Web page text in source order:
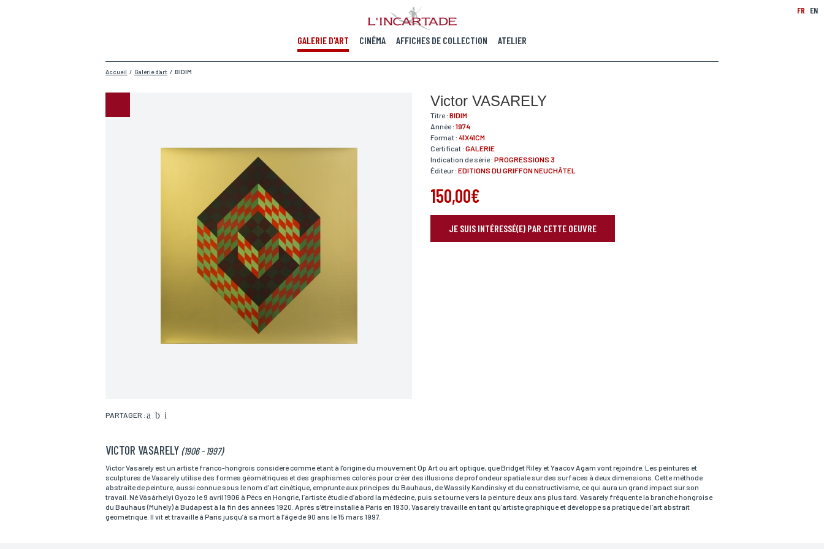
GALERIE D'ART CINÉMA AFFICHES DE COLLECTION ATELIER
FR EN
Accueil / Galerie d'art / BIDIM
PARTAGER :
Victor VASARELY
Titre : BIDIM
Année : 1974
Format : 41X41CM
Certificat : GALERIE
Indication de série : PROGRESSIONS 3
Éditeur : EDITIONS DU GRIFFON NEUCHÂTEL
150,00€
JE SUIS INTÉRESSÉ(E) PAR CETTE OEUVRE
Nom*
Email* Téléphone
VICTOR VASARELY (1906 - 1997)
Victor Vasarely est un artiste franco-hongrois considéré comme étant à l’origine du mouvement Op Art ou art optique, que Bridget Riley et Yaacov Agam vont rejoindre. Les peintures et
sculptures de Vasarely utilise des formes géométriques et des graphismes colorés pour créer des illusions de profondeur spatiale sur des surfaces à deux dimensions. Cette méthode
abstraite de peinture, aussi connue sous le nom d’art cinétique, emprunte aux principes du Bauhaus, de Wassily Kandinsky et du constructivisme, ce qui aura un grand impact sur son
travail. Né Vásárhelyi Gyozo le 9 avril 1906 à Pécs en Hongrie, l’artiste étudie d’abord la médecine, puis se tourne vers la peinture deux ans plus tard. Vasarely fréquente la branche hongroise
du Bauhaus (Muhely) à Budapest à la fin des années 1920. Après s’être installé à Paris en 1930, Vasarely travaille en tant qu’artiste graphique et développe sa pratique de l’art abstrait
géométrique. Il vit et travaille à Paris jusqu’à sa mort à l’âge de 90 ans le 15 mars 1997.